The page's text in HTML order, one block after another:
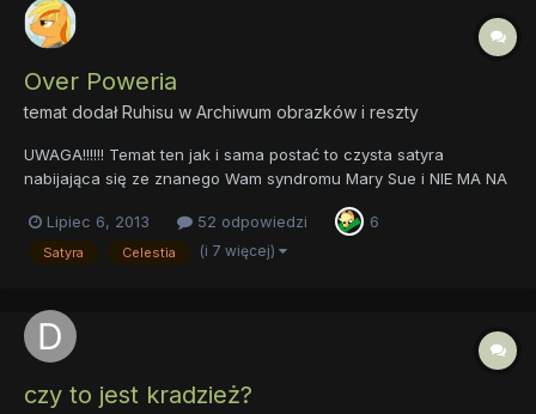
Over Poweria
temat dodałRuhisu w Archiwum obrazków i reszty
UWAGA!!!!!! Temat ten jak i sama postać to czysta satyra
nabijająca się ze znanego Wam syndromu Mary Sue i NIE MA NA
nie tylko, dlatego informuję że zbieżność jej zdolności i
elementów historii może być przypadkowa - dlatego proszę nie
Lipiec 6, 2013 52 odpowiedzi 6
Satyra Celestia (i 7 więcej)
czy to jest kradzież?